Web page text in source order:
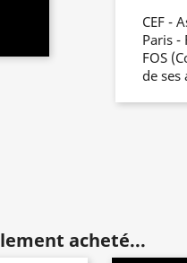
CEF -
Paris -
FOS
de ses
acheté...